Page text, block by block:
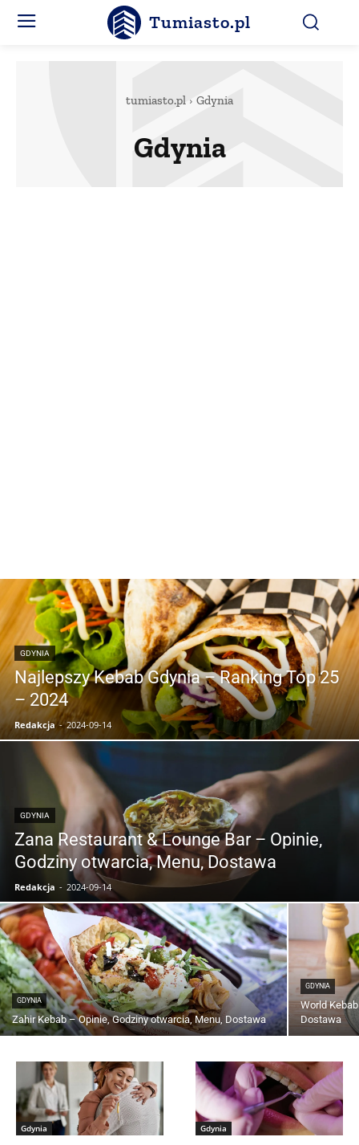
Tumiasto.pl
tumiasto.pl Gdynia
Gdynia
GDYNIA
Najlepszy Kebab Gdynia – Ranking Top 25
– 2024
Redakcja - 2024-09-14
GDYNIA
Zana Restaurant & Lounge Bar – Opinie,
Godziny otwarcia, Menu, Dostawa
Redakcja - 2024-09-14
GDYNIA
Zahir Kebab – Opinie, Godziny otwarcia, Menu, Dostawa
GDYNIA
World
Dostawa
Gdynia Gdynia